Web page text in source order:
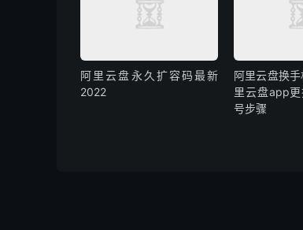
阿里云盘永久扩容码最新
2022
阿里云盘换
里云盘app
号步骤